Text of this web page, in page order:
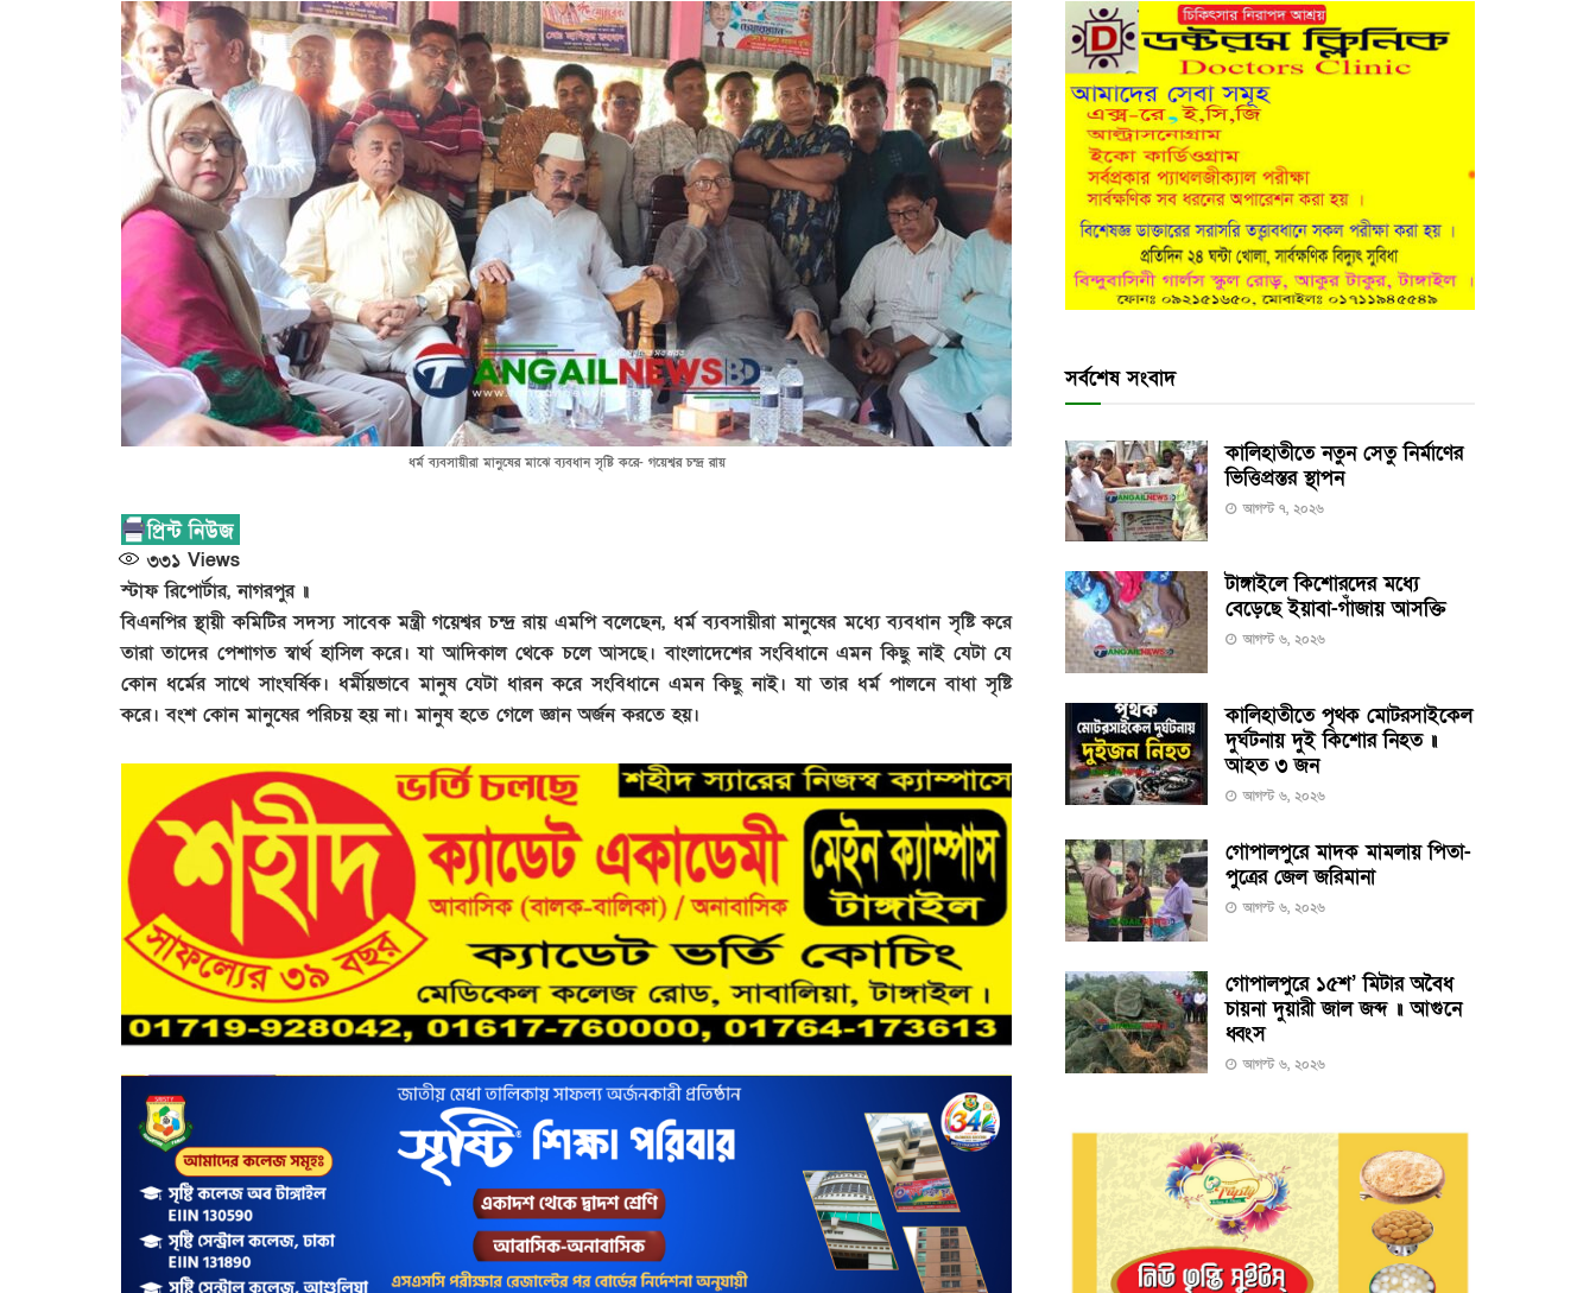
ধর্ম ব্যবসায়ীরা মানুষের মাঝে ব্যবধান সৃষ্টি করে- গয়েশ্বর চন্দ্র রায়
৩৩১ Views
স্টাফ রিপোর্টার, নাগরপুর ॥
বিএনপির স্থায়ী কমিটির সদস্য সাবেক মন্ত্রী গয়েশ্বর চন্দ্র রায় এমপি বলেছেন, ধর্ম ব্যবসায়ীরা মানুষের মধ্যে ব্যবধান সৃষ্টি করে
তারা তাদের পেশাগত স্বার্থ হাসিল করে। যা আদিকাল থেকে চলে আসছে। বাংলাদেশের সংবিধানে এমন কিছু নাই যেটা যে
কোন ধর্মের সাথে সাংঘর্ষিক। ধর্মীয়ভাবে মানুষ যেটা ধারন করে সংবিধানে এমন কিছু নাই। যা তার ধর্ম পালনে বাধা সৃষ্টি
করে। বংশ কোন মানুষের পরিচয় হয় না। মানুষ হতে গেলে জ্ঞান অর্জন করতে হয়।
সর্বশেষ সংবাদ
কালিহাতীতে নতুন সেতু নির্মাণের
ভিত্তিপ্রস্তর স্থাপন
আগস্ট ৭, ২০২৬
টাঙ্গাইলে কিশোরদের মধ্যে
বেড়েছে ইয়াবা-গাঁজায় আসক্তি
আগস্ট ৬, ২০২৬
কালিহাতীতে পৃথক মোটরসাইকেল
দুর্ঘটনায় দুই কিশোর নিহত ॥
আহত ৩ জন
আগস্ট ৬, ২০২৬
গোপালপুরে মাদক মামলায় পিতা-
পুত্রের জেল জরিমানা
আগস্ট ৬, ২০২৬
গোপালপুরে ১৫শ’ মিটার অবৈধ
চায়না দুয়ারী জাল জব্দ ॥ আগুনে
ধ্বংস
আগস্ট ৬, ২০২৬